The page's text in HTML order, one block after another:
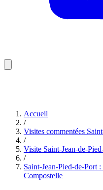
Accueil
/
Visites commentées
/
Visite Saint-Jean-de-
/
Saint-Jean-Pied-de-Port
Compostelle